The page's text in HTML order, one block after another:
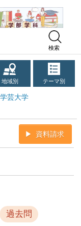
検索
地域別 テーマ別
芸大学
資料請求
過去問